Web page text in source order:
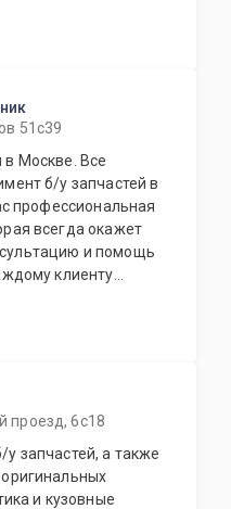
подход,
и принципы
51с39
в Москве. Все
б/у запчастей в
профессиональная
всегда окажет
и помощь
клиенту
без
проезд, 6с18
запчастей, а также
и кузовные